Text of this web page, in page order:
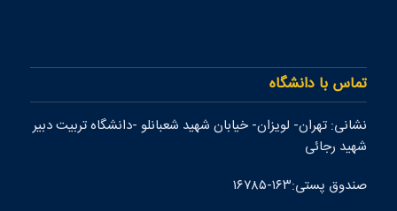
تماس با دانشگاه
نشانی: تهران- لويزان- خيابان شهيد شعبانلو -دانشگاه تربيت دبير
شهيد رجائی
صندوق پستی:۱۶۳-۱۶۷۸۵